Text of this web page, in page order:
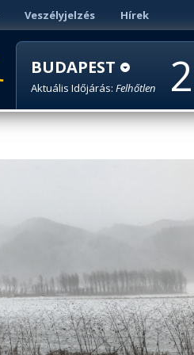
Veszélyjelzés Hírek
BUDAPEST
Aktuális Időjárás: Felhőtlen